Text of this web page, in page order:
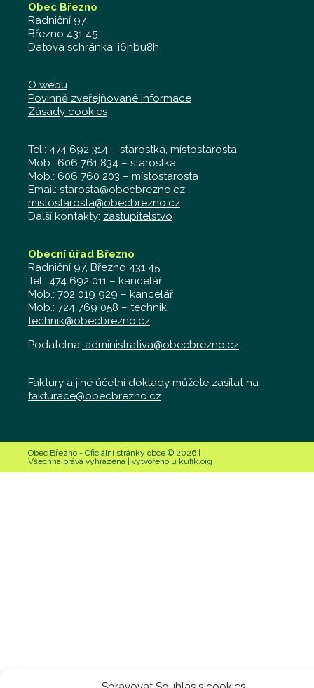
Obec Březno
Radniční 97
Březno 431 45
Datová schránka: i6hbu8h
O webu
Povinně zveřejňované informace
Zásady cookies
Tel.: 474 692 314 – starostka, místostarosta
Mob.: 606 761 834 – starostka;
Mob.: 606 760 203 – místostarosta
Email: starosta@obecbrezno.cz;
mistostarosta@obecbrezno.cz
Další kontakty: zastupitelstvo
Obecní úřad Březno
Radniční 97, Březno 431 45
Tel.: 474 692 011 – kancelář
Mob.: 702 019 929 – kancelář
Mob.: 724 769 058 – technik,
technik@obecbrezno.cz
Podatelna: administrativa@obecbrezno.cz
Faktury a jiné účetní doklady můžete zasílat na
fakturace@obecbrezno.cz
Obec Březno - Oficiální stránky obce © 2026 |
Všechna práva vyhrazena | vytvořeno u kufik.org